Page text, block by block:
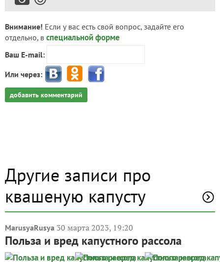
Внимание! Если у вас есть свой вопрос, задайте его
отдельно, в специальной форме
Ваш E-mail:
Или через:
добавить комментарий
Другие записи про
квашеную капусту
MarusyaRusya 30 марта 2023, 19:20
Польза и вред капустного рассола